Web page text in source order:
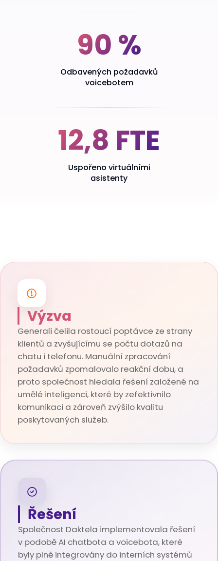
90 %
Odbavených požadavků
voicebotem
12,8 FTE
Uspořeno virtuálními
asistenty
Výzva
Generali čelila rostoucí poptávce ze strany
klientů a zvyšujícímu se počtu dotazů na
chatu i telefonu. Manuální zpracování
požadavků zpomalovalo reakční dobu, a
proto společnost hledala řešení založené na
umělé inteligenci, které by zefektivnilo
komunikaci a zároveň zvýšilo kvalitu
poskytovaných služeb.
Řešení
Společnost Daktela implementovala řešení
v podobě AI chatbota a voicebota, které
byly plně integrovány do interních systémů